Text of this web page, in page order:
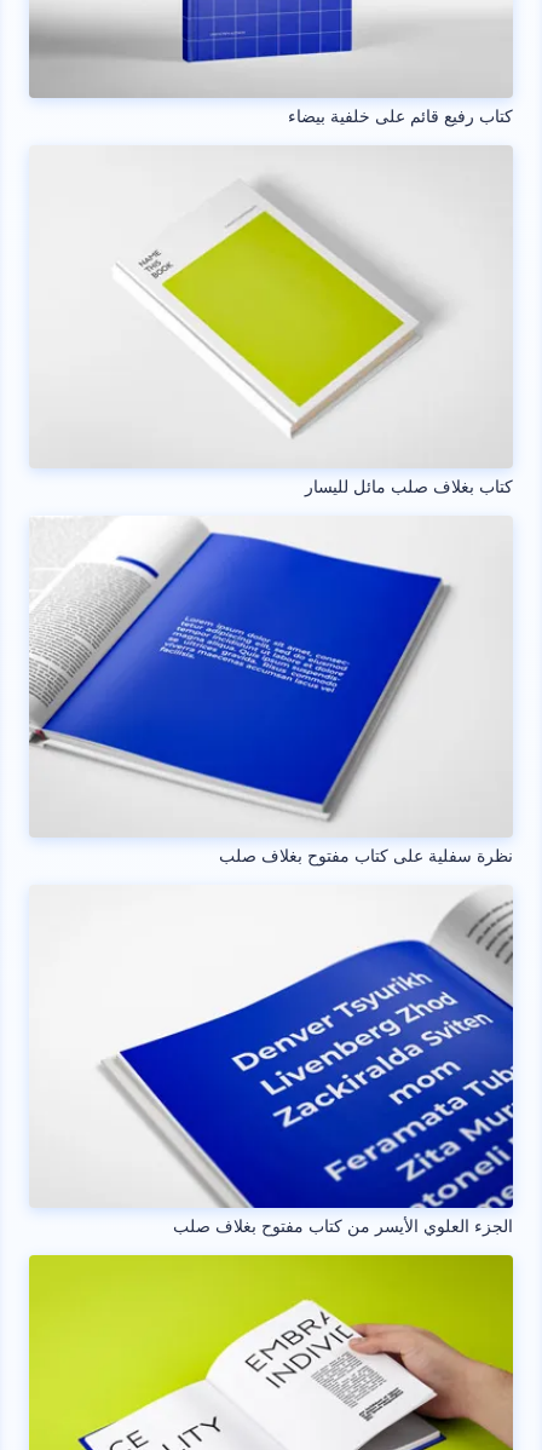
كتاب رفيع قائم على خلفية بيضاء
كتاب بغلاف صلب مائل لليسار
نظرة سفلية على كتاب مفتوح بغلاف صلب
الجزء العلوي الأيسر من كتاب مفتوح بغلاف صلب